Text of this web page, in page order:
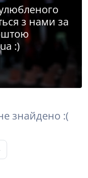
з нами за
:)
знайдено :(